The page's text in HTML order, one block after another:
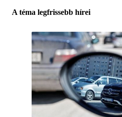
A téma legfrissebb hírei